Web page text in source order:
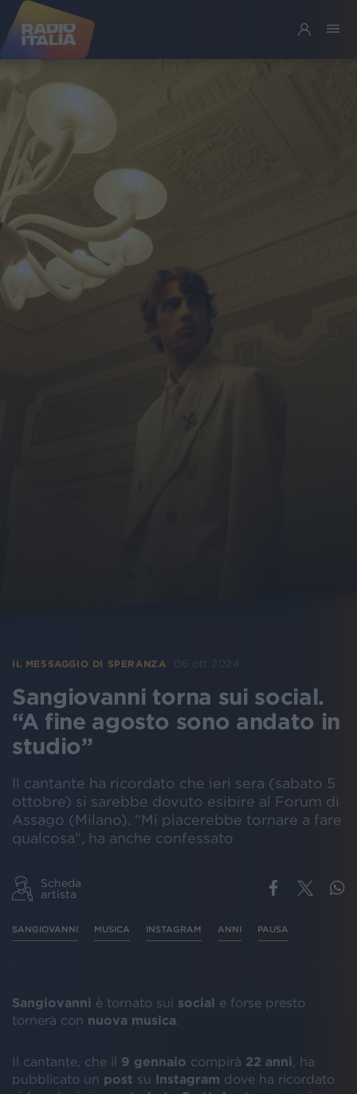
IL MESSAGGIO DI SPERANZA 06 ott 2024
Sangiovanni torna sui social.
“A fine agosto sono andato in
studio”
Il cantante ha ricordato che ieri sera (sabato 5
ottobre) si sarebbe dovuto esibire al Forum di
Assago (Milano). “Mi piacerebbe tornare a fare
qualcosa”, ha anche confessato
Scheda
artista
SANGIOVANNI MUSICA INSTAGRAM ANNI PAUSA
Sangiovanni è tornato sui social e forse presto
tornerà con nuova musica
Il cantante, che il 9 gennaio compirà 22 anni , ha
pubblicato un post su Instagram dove ha ricordato